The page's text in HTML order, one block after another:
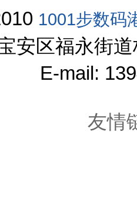
1001步数码
安区福永街
E-mail:
友情